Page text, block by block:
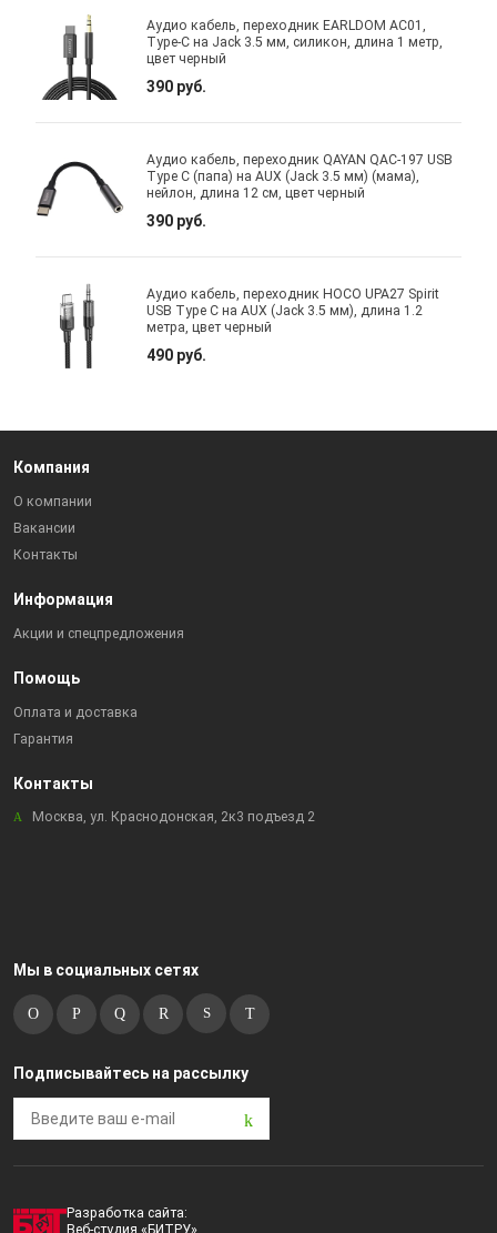
Аудио кабель, переходник EARLDOM AC01,
Type-C на Jack 3.5 мм, силикон, длина 1 метр,
цвет черный
390 руб.
Аудио кабель, переходник QAYAN QAC-197 USB
Type C (папа) на AUX (Jack 3.5 мм) (мама),
нейлон, длина 12 см, цвет черный
390 руб.
Аудио кабель, переходник HOCO UPA27 Spirit
USB Type C на AUX (Jack 3.5 мм), длина 1.2
метра, цвет черный
490 руб.
Компания
О компании
Вакансии
Контакты
Информация
Акции и спецпредложения
Помощь
Оплата и доставка
Гарантия
Контакты
Москва, ул. Краснодонская, 2к3 подъезд 2
Мы в социальных сетях
Подписывайтесь на рассылку
Разработка сайта: